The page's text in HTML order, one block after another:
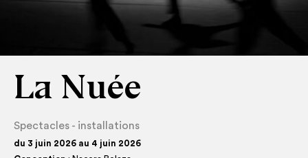
La Nuée
Spectacles - installations
du 3 juin 2026 au 4 juin 2026